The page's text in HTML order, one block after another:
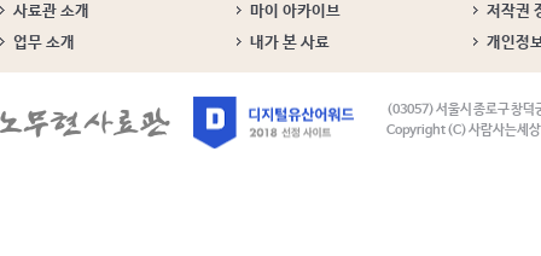
사료관 소개 마이 아카이브
저작권
업무 소개
내가 본 사료 개인정
(03057) 서울시 종로구 창덕
Copyright (C) 사람사는세